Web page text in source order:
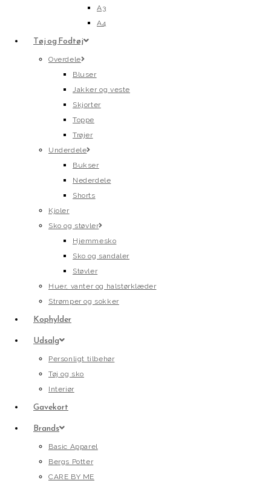
A3
A4
Tøj og Fodtøj
Overdele
Bluser
Jakker og veste
Skjorter
Toppe
Trøjer
Underdele
Bukser
Nederdele
Shorts
Kjoler
Sko og støvler
Hjemmesko
Sko og sandaler
Støvler
Huer, vanter og halstørklæder
Strømper og sokker
Kophylder
Udsalg
Personligt tilbehør
Tøj og sko
Interiør
Gavekort
Brands
Basic Apparel
Bergs Potter
CARE BY ME